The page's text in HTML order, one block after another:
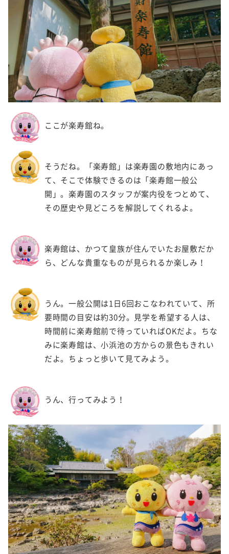
ここが楽寿館ね。
そうだね。「楽寿館」は楽寿園の敷地内にあっ
て、そこで体験できるのは「楽寿館一般公
開」。楽寿園のスタッフが案内役をつとめて、
その歴史や見どころを解説してくれるよ。
楽寿館は、かつて皇族が住んでいたお屋敷だか
ら、どんな貴重なものが見られるか楽しみ！
うん。一般公開は1日6回おこなわれていて、所
要時間の目安は約30分。見学を希望する人は、
時間前に楽寿館前で待っていればOKだよ。ちな
みに楽寿館は、小浜池の方からの景色もきれい
だよ。ちょっと歩いて見てみよう。
うん、行ってみよう！